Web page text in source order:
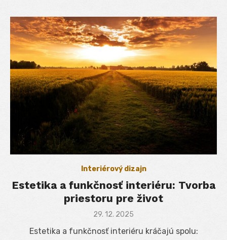
Interiérový dizajn
Estetika a funkčnosť interiéru: Tvorba
priestoru pre život
Posted
29. 12. 2025
Estetika a funkčnosť interiéru kráčajú spolu: